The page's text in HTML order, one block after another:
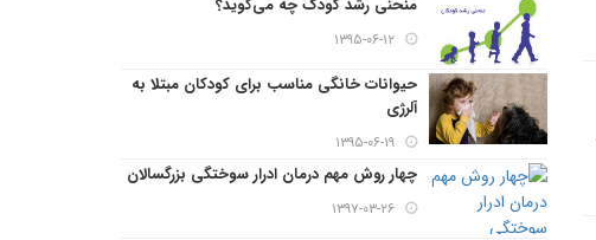
منحنی رشد کودک چه می‌گوید؟
۱۳۹۵-۰۶-۱۲
حیوانات خانگی مناسب برای کودکان مبتلا به
آلرژی
۱۳۹۵-۰۶-۱۹
چهار روش مهم درمان ادرار سوختگی بزرگسالان
۱۳۹۷-۰۳-۲۶